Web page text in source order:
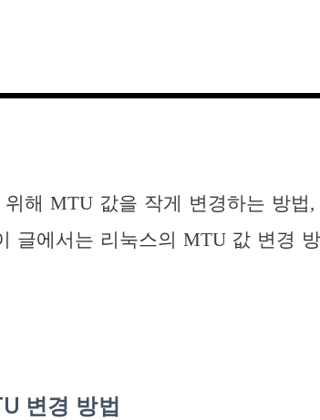
해 MTU 값을 작게 변경하는 방법,
글에서는 리눅스의 MTU 값 변경
변경 방법